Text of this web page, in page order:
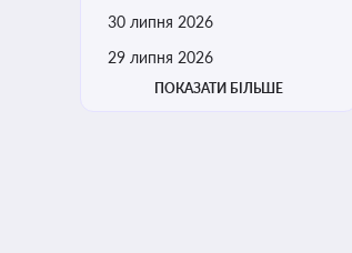
30 липня 2026
29 липня 2026
ПОКАЗАТИ БІЛЬШЕ